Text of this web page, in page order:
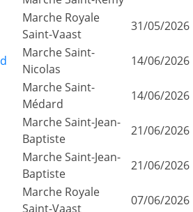
Marche Royale
Saint-Vaast
31/05/2026
Marche Saint-
Nicolas
14/06/2026
Marche Saint-
Médard
14/06/2026
Marche Saint-Jean-
Baptiste
21/06/2026
Marche Saint-Jean-
Baptiste
21/06/2026
Marche Royale
Saint-Vaast
07/06/2026